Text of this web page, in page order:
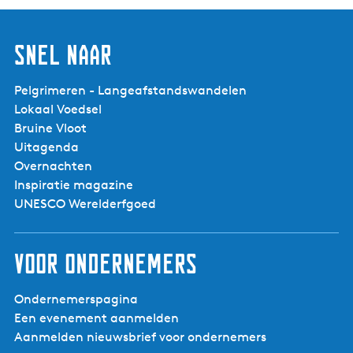
a
Snel naar
Pelgrimeren - Langeafstandswandelen
Lokaal Voedsel
Bruine Vloot
Uitagenda
Overnachten
Inspiratie magazine
UNESCO Werelderfgoed
Voor ondernemers
Ondernemerspagina
Een evenement aanmelden
Aanmelden nieuwsbrief voor ondernemers